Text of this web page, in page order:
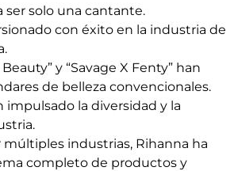
ser solo una cantante.
con éxito en la industria de
y “Savage X Fenty” han
de belleza convencionales.
impulsado la diversidad y la
múltiples industrias, Rihanna ha
completo de productos y